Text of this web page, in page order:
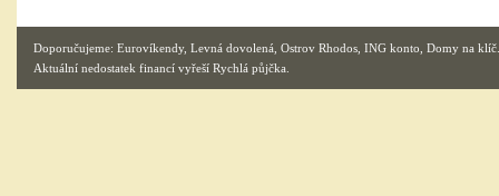
Doporučujeme: Eurovíkendy, Levná dovolená Ostrov Rhodos ING konto Domy na klíč
Aktuální nedostatek financí vyřeší Rychlá půjčka